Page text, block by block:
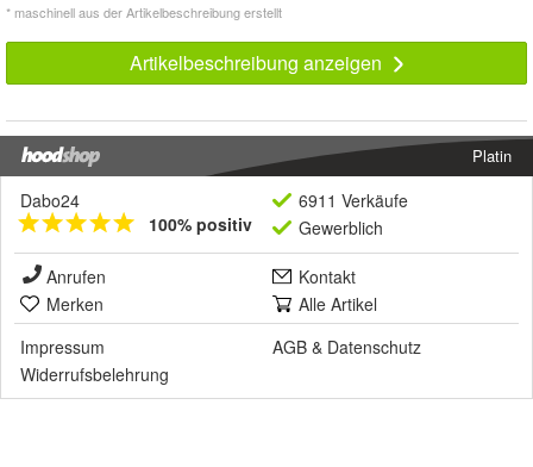
* maschinell aus der Artikelbeschreibung erstellt
Artikelbeschreibung anzeigen
Platin
Dabo24
100% positiv
6911 Verkäufe
Gewerblich
Anrufen
Kontakt
Merken
Alle Artikel
Impressum
AGB & Datenschutz
Widerrufsbelehrung